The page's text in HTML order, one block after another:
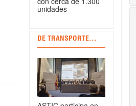
unidades
DE TRANSPORTE...